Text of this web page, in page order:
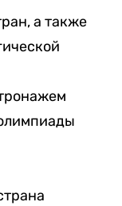
а также